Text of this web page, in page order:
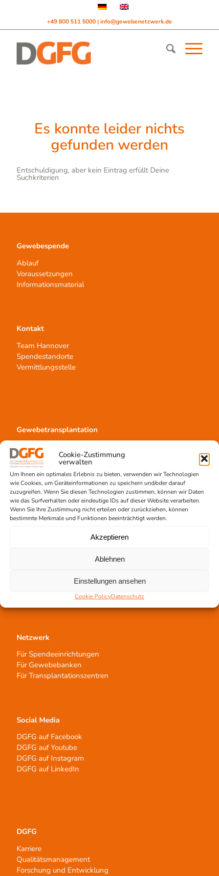
Cookie-Zustimmung
verwalten
Um Ihnen ein optimales Erlebnis zu bieten, verwenden wir Technologien
wie Cookies, um Geräteinformationen zu speichern und/oder darauf
zuzugreifen. Wenn Sie diesen Technologien zustimmen, können wir Daten
wie das Surfverhalten oder eindeutige IDs auf dieser Website verarbeiten.
Wenn Sie Ihre Zustimmung nicht erteilen oder zurückziehen, können
bestimmte Merkmale und Funktionen beeinträchtigt werden.
Akzeptieren
Ablehnen
Einstellungen ansehen
Cookie PolicyDatenschutz
+49 800 511 5000 | info@gewebenetzwerk.de
Es konnte leider nichts
gefunden werden
Entschuldigung, aber kein Eintrag erfüllt Deine
Suchkriterien
Gewebespende
Ablauf
Voraussetzungen
Informationsmaterial
Kontakt
Team Hannover
Spendestandorte
Vermittlungsstelle
Gewebetransplantation
Gewebeprozessierung
Transplantatvermittlung
Transplantat bestellen
Jetzt untertstützen!
Netzwerk
Für Spendeeinrichtungen
Für Gewebebanken
Für Transplantationszentren
Social Media
DGFG auf Facebook
DGFG auf Youtube
DGFG auf Instagram
DGFG auf LinkedIn
DGFG
Karriere
Qualitätsmanagement
Forschung und Entwicklung